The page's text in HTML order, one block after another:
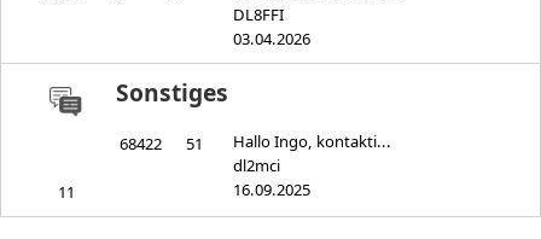
DL8FFI
03.04.2026
Sonstiges
Hallo Ingo, kontakti...
dl2mci
16.09.2025
68422 51
11